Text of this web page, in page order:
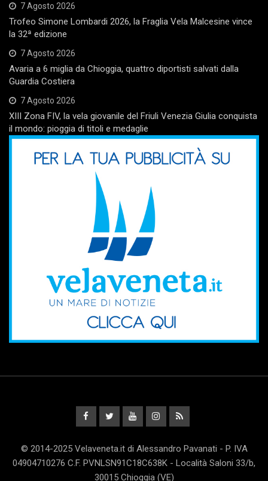
7 Agosto 2026
Trofeo Simone Lombardi 2026, la Fraglia Vela Malcesine vince
la 32ª edizione
7 Agosto 2026
Avaria a 6 miglia da Chioggia, quattro diportisti salvati dalla
Guardia Costiera
7 Agosto 2026
XIII Zona FIV, la vela giovanile del Friuli Venezia Giulia conquista
il mondo: pioggia di titoli e medaglie
© 2014-2025 Velaveneta.it di Alessandro Pavanati - P. IVA
04904710276 C.F. PVNLSN91C18C638K - Località Saloni 33/b,
30015 Chioggia (VE)